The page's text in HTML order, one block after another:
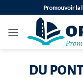
au
contenu
Promouvoir la
DU